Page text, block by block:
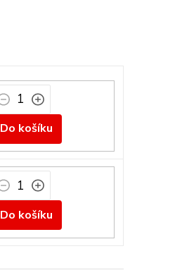
Do košíku
Do košíku